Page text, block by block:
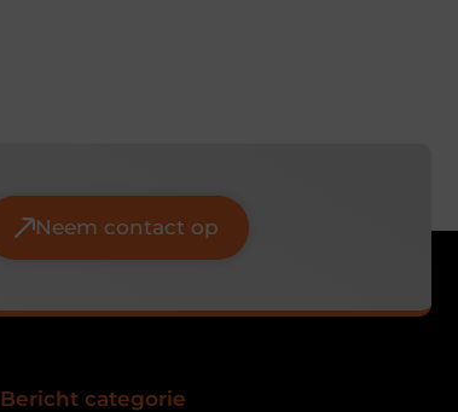
Neem contact op
Bericht categorie